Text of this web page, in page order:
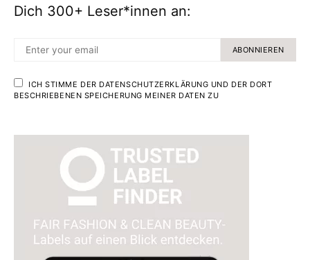
Dich 300+ Leser*innen an:
ABONNIEREN
ICH STIMME DER DATENSCHUTZERKLÄRUNG UND DER DORT
BESCHRIEBENEN SPEICHERUNG MEINER DATEN ZU